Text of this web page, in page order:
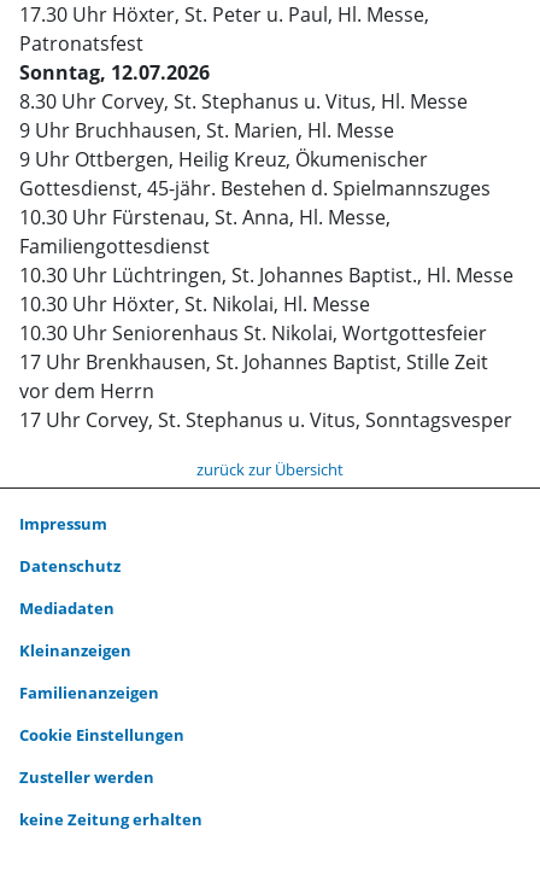
17.30 Uhr Höxter, St. Peter u. Paul, Hl. Messe,
Patronatsfest
Sonntag, 12.07.2026
8.30 Uhr Corvey, St. Stephanus u. Vitus, Hl. Messe
9 Uhr Bruchhausen, St. Marien, Hl. Messe
9 Uhr Ottbergen, Heilig Kreuz, Ökumenischer
Gottesdienst, 45-jähr. Bestehen d. Spielmannszuges
10.30 Uhr Fürstenau, St. Anna, Hl. Messe,
Familiengottesdienst
10.30 Uhr Lüchtringen, St. Johannes Baptist., Hl. Messe
10.30 Uhr Höxter, St. Nikolai, Hl. Messe
10.30 Uhr Seniorenhaus St. Nikolai, Wortgottesfeier
17 Uhr Brenkhausen, St. Johannes Baptist, Stille Zeit
vor dem Herrn
17 Uhr Corvey, St. Stephanus u. Vitus, Sonntagsvesper
zurück zur Übersicht
Impressum
Datenschutz
Mediadaten
Kleinanzeigen
Familienanzeigen
Cookie Einstellungen
Zusteller werden
keine Zeitung erhalten